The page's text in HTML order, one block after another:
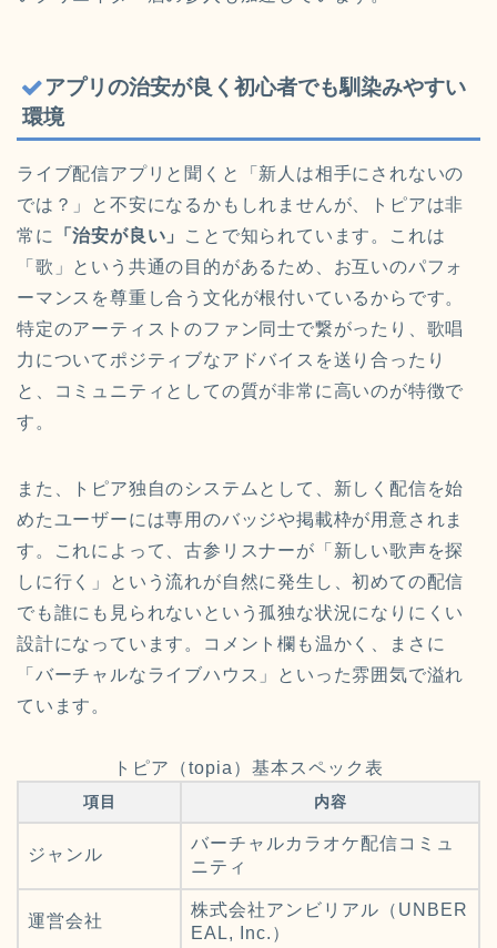
アプリの治安が良く初心者でも馴染みやすい
環境
ライブ配信アプリと聞くと「新人は相手にされないの
では？」と不安になるかもしれませんが、トピアは非
常に
「治安が良い」
ことで知られています。これは
「歌」という共通の目的があるため、お互いのパフォ
ーマンスを尊重し合う文化が根付いているからです。
特定のアーティストのファン同士で繋がったり、歌唱
力についてポジティブなアドバイスを送り合ったり
と、コミュニティとしての質が非常に高いのが特徴で
す。
また、トピア独自のシステムとして、新しく配信を始
めたユーザーには専用のバッジや掲載枠が用意されま
す。これによって、古参リスナーが「新しい歌声を探
しに行く」という流れが自然に発生し、初めての配信
でも誰にも見られないという孤独な状況になりにくい
設計になっています。コメント欄も温かく、まさに
「バーチャルなライブハウス」といった雰囲気で溢れ
ています。
トピア（topia）基本スペック表
項目 内容
ジャンル
バーチャルカラオケ配信コミュ
ニティ
運営会社
株式会社アンビリアル（UNBER
EAL, Inc.）